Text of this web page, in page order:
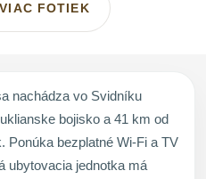
FOTIEK
nachádza vo Svidníku
bojisko a 41 km od
Ponúka bezplatné Wi-Fi a TV
ubytovacia jednotka má